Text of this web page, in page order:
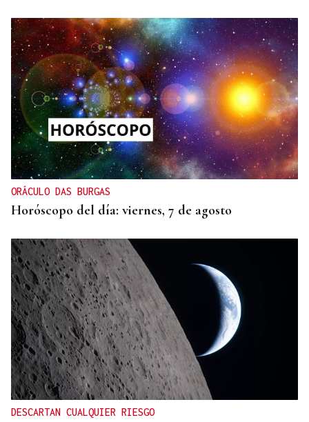
ORÁCULO DAS BURGAS
Horóscopo del día: viernes, 7 de agosto
DESCARTAN CUALQUIER RIESGO